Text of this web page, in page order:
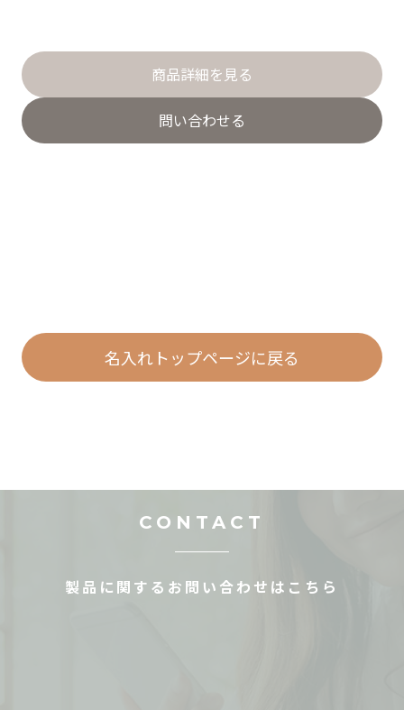
商品詳細を見る
問い合わせる
名入れトップページに戻る
CONTACT
製品に関するお問い合わせはこちら